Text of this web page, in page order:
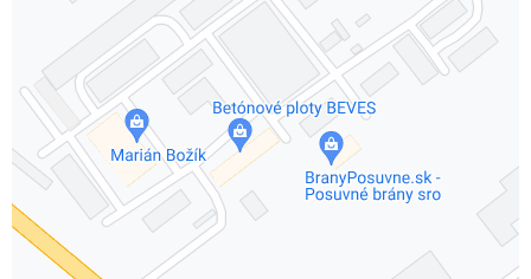
Externý obsah je blokovaný Voľbami súkromia
Prajete si načítať externý obsah?
Povoliť tentokrát
Povoliť a zapamätať - súhlas s druhom cookie: Funkčné
Otvoriť obsah v novom okne